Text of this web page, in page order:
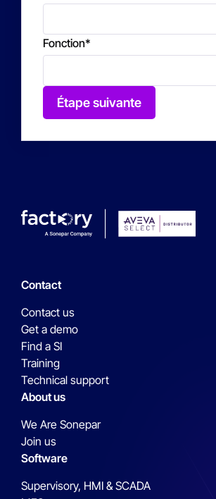
Fonction*
Étape suivante
Contact
Contact us
Get a demo
Find a SI
Training
Technical support
About us
We Are Sonepar
Join us
Software
Supervisory, HMI & SCADA